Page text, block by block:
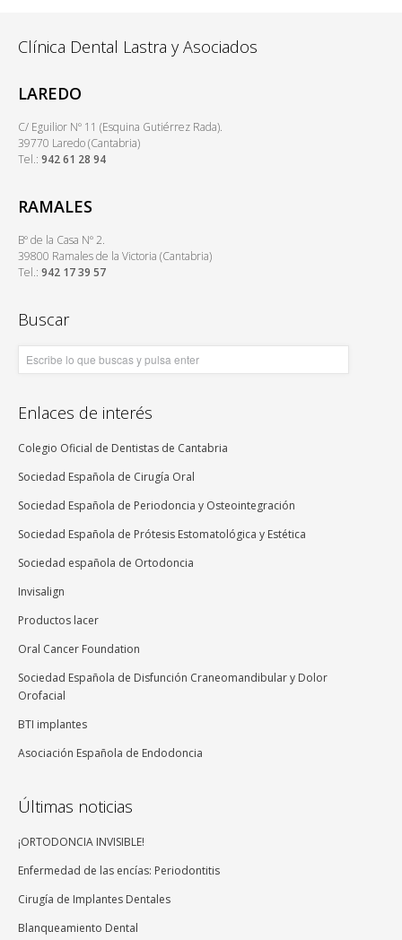
Clínica Dental Lastra y Asociados
LAREDO
C/ Eguilior Nº 11 (Esquina Gutiérrez Rada).
39770 Laredo (Cantabria)
Tel.: 942 61 28 94
RAMALES
Bº de la Casa Nº 2.
39800 Ramales de la Victoria (Cantabria)
Tel.: 942 17 39 57
Buscar
Enlaces de interés
Colegio Oficial de Dentistas de Cantabria
Sociedad Española de Cirugía Oral
Sociedad Española de Periodoncia y Osteointegración
Sociedad Española de Prótesis Estomatológica y Estética
Sociedad española de Ortodoncia
Invisalign
Productos lacer
Oral Cancer Foundation
Sociedad Española de Disfunción Craneomandibular y Dolor
Orofacial
BTI implantes
Asociación Española de Endodoncia
Últimas noticias
¡ORTODONCIA INVISIBLE!
Enfermedad de las encías: Periodontitis
Cirugía de Implantes Dentales
Blanqueamiento Dental